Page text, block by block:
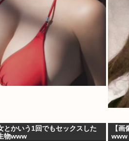
とかいう1回でもセックスした
物www
【
www